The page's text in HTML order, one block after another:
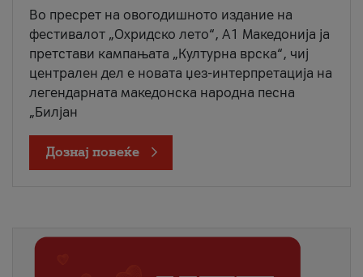
Во пресрет на овогодишното издание на
фестивалот „Охридско лето“, А1 Македонија ја
претстави кампањата „Културна врска“, чиј
централен дел е новата џез-интерпретација на
легендарната македонска народна песна
„Билјан
Дознај повеќе